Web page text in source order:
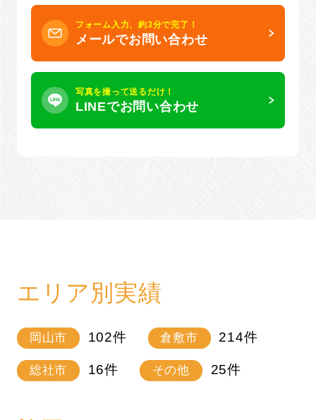
フォーム入力、約3分で完了！
メールでお問い合わせ
写真を撮って送るだけ！
LINEでお問い合わせ
エリア別実績
岡山市 102件 倉敷市 214件
総社市 16件 その他 25件